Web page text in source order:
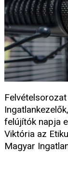
felújítók napja
Viktória az
Magyar